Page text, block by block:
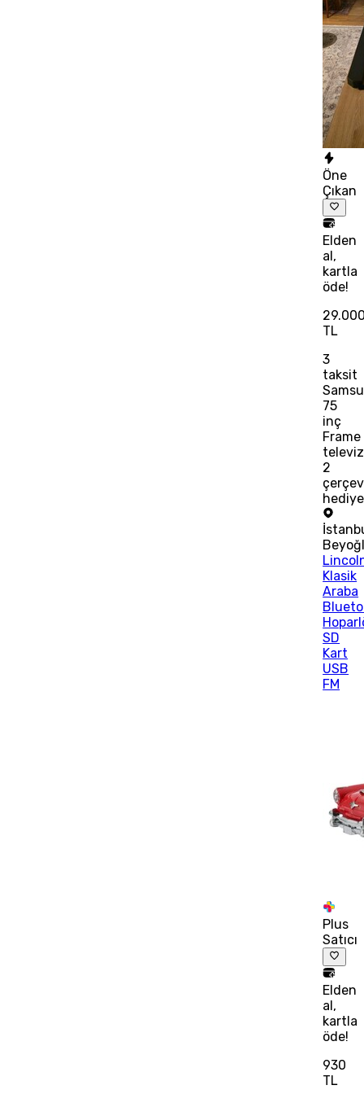
Öne
Çıkan
Elden
al,
kartla
öde!
TL
3
taksit
75
inç
Frame
2
Klasik
Araba
SD
Kart
USB
FM
Plus
Satıcı
Elden
al,
kartla
öde!
930
TL